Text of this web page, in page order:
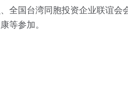
全国台湾同胞投资企业联谊会
等参加。